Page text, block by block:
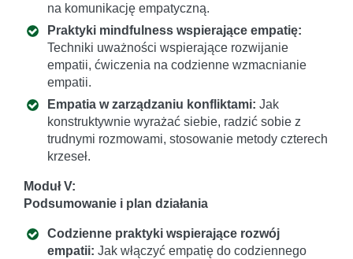
na komunikację empatyczną.
Praktyki mindfulness wspierające empatię:
Techniki uważności wspierające rozwijanie
empatii, ćwiczenia na codzienne wzmacnianie
empatii.
Empatia w zarządzaniu konfliktami: Jak
konstruktywnie wyrażać siebie, radzić sobie z
trudnymi rozmowami, stosowanie metody czterech
krzeseł.
Moduł V:
Podsumowanie i plan działania
Codzienne praktyki wspierające rozwój
empatii: Jak włączyć empatię do codziennego